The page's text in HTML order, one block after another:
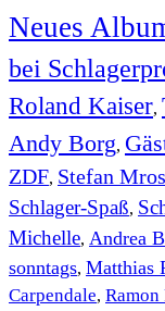
Neues
bei
Roland Kaiser,
Andy Borg,
ZDF, Stefan
Schlager-Spaß,
Michelle, Andrea
sonntags, Matthias
Carpendale,